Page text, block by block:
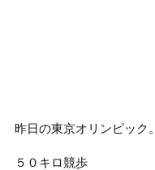
昨日の東京オリンピック。
５０キロ競歩